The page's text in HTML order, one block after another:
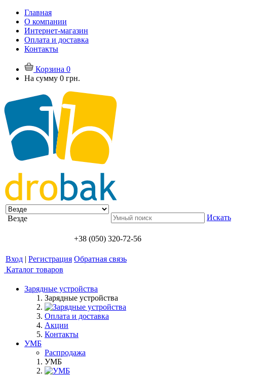
Главная
О компании
Интернет-магазин
Оплата и доставка
Контакты
Корзина 0
На сумму 0 грн.
Везде Искать
+38 (050) 320-72-56
Вход | Регистрация Обратная связь
Каталог товаров
Зарядные устройства
Зарядные устройства
Оплата и доставка
Акции
Контакты
УМБ
Распродажа
УМБ